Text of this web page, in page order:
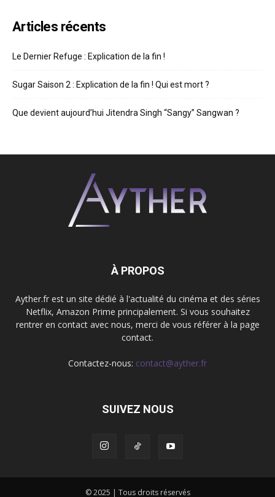
Articles récents
Le Dernier Refuge : Explication de la fin !
Sugar Saison 2 : Explication de la fin ! Qui est mort ?
Que devient aujourd’hui Jitendra Singh “Sangy” Sangwan ?
À PROPOS
Ayther.fr est un site dédié à l'actualité du cinéma et des séries
Netflix, Amazon Prime principalement. Si vous souhaitez
rentrer en contact avec nous, merci de vous référer à la page
contact.
Contactez-nous: contact@ayther.fr
SUIVEZ NOUS
© 2025 | Tous droits réservés